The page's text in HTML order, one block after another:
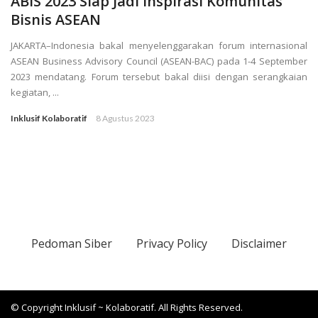
Bisnis ASEAN
JAKARTA–Indonesia bakal menyelenggarakan forum internasional
ASEAN Business Advisory Council (ASEAN-BAC) pada 1-4 September
2023 mendatang. Forum tersebut bakal diisi dengan serangkaian
kegiatan, ...
Inklusif Kolaboratif 8 Agustus 2023
Pedoman Siber Privacy Policy Disclaimer
© Copyright Inklusif ~ Kolaboratif. All Rights Reserved.